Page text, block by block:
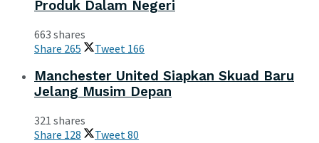
Produk Dalam Negeri
663 shares
Share 265 Tweet 166
Manchester United Siapkan Skuad Baru
Jelang Musim Depan
321 shares
Share 128 Tweet80